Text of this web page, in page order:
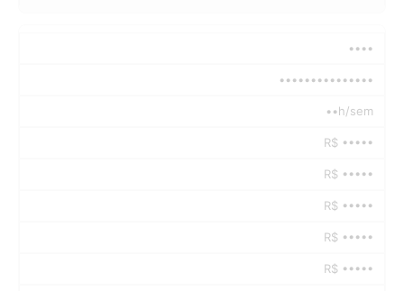
••••
•••••••••••••••
••h/sem
R$ •••••
R$ •••••
R$ •••••
R$ •••••
R$ •••••